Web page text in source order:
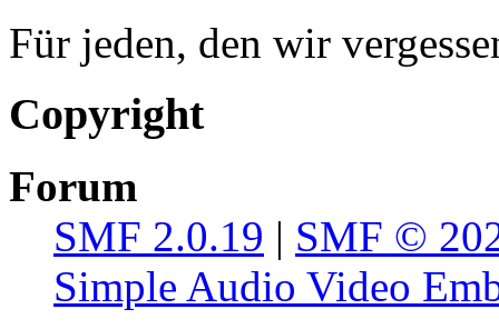
Für jeden, den wir
Copyright
Forum
SMF 2.0.19 | SMF ©
Simple Audio Video